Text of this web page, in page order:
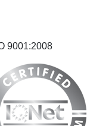
9001:2008